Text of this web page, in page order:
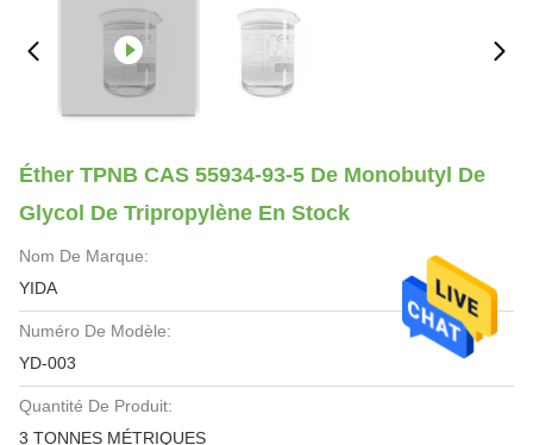
Éther TPNB CAS 55934-93-5 De Monobutyl De
Glycol De Tripropylène En Stock
Nom De Marque:
YIDA
Numéro De Modèle:
YD-003
Quantité De Produit:
3 TONNES MÉTRIQUES